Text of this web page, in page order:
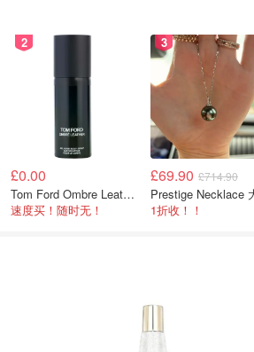
2
£0.00
Tom Ford Ombre Leather 全身喷雾 150ml
速度买！随时无！
3
£69.90 £714.90
1折收！！